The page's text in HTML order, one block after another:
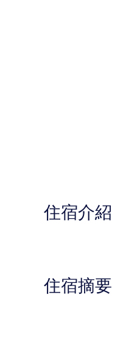
住宿介紹
住宿摘要